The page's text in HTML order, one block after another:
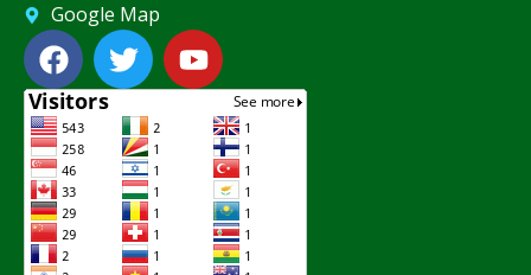
Google Map
F
a
c
e
b
o
o
k
T
w
i
t
t
e
r
Y
o
u